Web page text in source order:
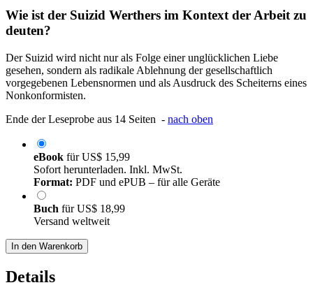
Wie ist der Suizid Werthers im Kontext der Arbeit zu
deuten?
Der Suizid wird nicht nur als Folge einer unglücklichen Liebe
gesehen, sondern als radikale Ablehnung der gesellschaftlich
vorgegebenen Lebensnormen und als Ausdruck des Scheiterns eines
Nonkonformisten.
Ende der Leseprobe aus 14 Seiten - nach oben
eBook fürUS$ 15,99
Sofort herunterladen. Inkl. MwSt.
Format: PDF und ePUB – für alle Geräte
Buch fürUS$ 18,99
Versand weltweit
In den Warenkorb
Details